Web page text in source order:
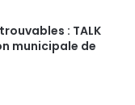
: TALK
municipale de